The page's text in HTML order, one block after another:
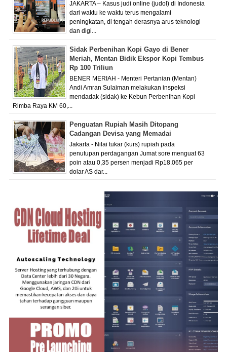
JAKARTA – Kasus judi online (judol) di Indonesia
dari waktu ke waktu terus mengalami
peningkatan, di tengah derasnya arus teknologi
dan digi...
Sidak Perbenihan Kopi Gayo di Bener
Meriah, Mentan Bidik Ekspor Kopi Tembus
Rp 100 Triliun
BENER MERIAH - Menteri Pertanian (Mentan)
Andi Amran Sulaiman melakukan inspeksi
mendadak (sidak) ke Kebun Perbenihan Kopi
Rimba Raya KM 60,...
Penguatan Rupiah Masih Ditopang
Cadangan Devisa yang Memadai
Jakarta - Nilai tukar (kurs) rupiah pada
penutupan perdagangan Jumat sore menguat 63
poin atau 0,35 persen menjadi Rp18.065 per
dolar AS dar...